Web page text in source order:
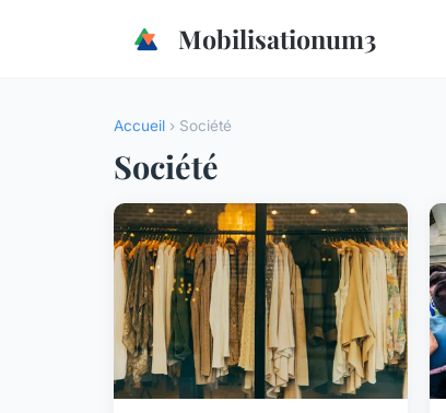
Mobilisationum3
Accueil › Société
Société